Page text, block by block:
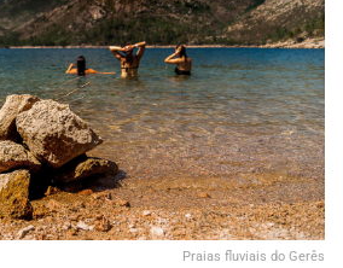
Praias fluviais do Gerês